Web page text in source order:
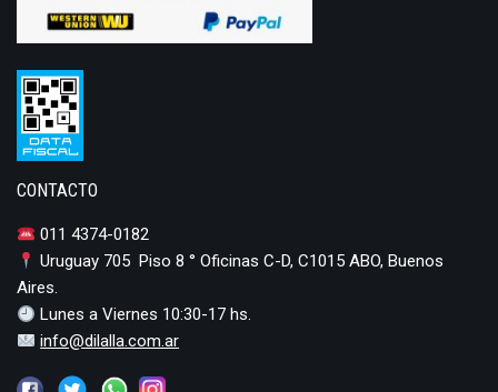
CONTACTO
011 4374-0182
Uruguay 705 Piso 8 ° Oficinas C-D, C1015 ABO, Buenos
Aires.
Lunes a Viernes 10:30-17 hs.
info@dilalla.com.ar